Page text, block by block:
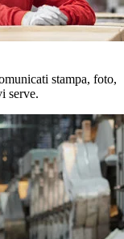
stampa, foto,
serve.